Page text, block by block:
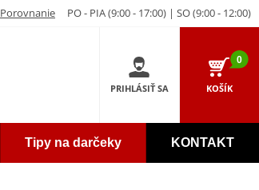
Porovnanie PO - PIA (9:00 - 17:00) | SO (9:00 - 12:00)
PRIHLÁSIŤ SA
0
KOŠÍK
Tipy na darčeky KONTAKT